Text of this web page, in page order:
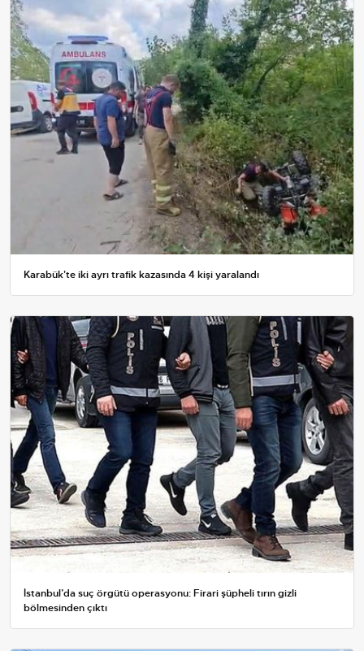
Karabük'te iki ayrı trafik kazasında 4 kişi yaralandı
İstanbul’da suç örgütü operasyonu: Firari şüpheli tırın gizli
bölmesinden çıktı